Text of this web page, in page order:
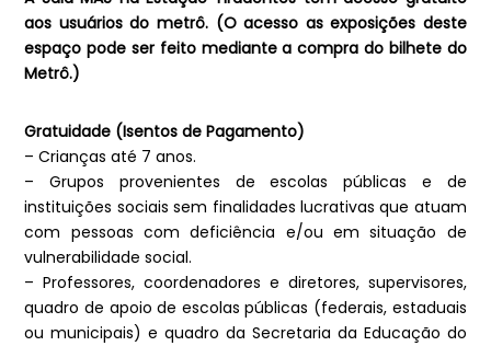
aos usuários do metrô. (O acesso as exposições deste
espaço pode ser feito mediante a compra do bilhete do
Metrô.)
Gratuidade (Isentos de Pagamento)
– Crianças até 7 anos.
– Grupos provenientes de escolas públicas e de
instituições sociais sem finalidades lucrativas que atuam
com pessoas com deficiência e/ou em situação de
vulnerabilidade social.
– Professores, coordenadores e diretores, supervisores,
quadro de apoio de escolas públicas (federais, estaduais
ou municipais) e quadro da Secretaria da Educação do